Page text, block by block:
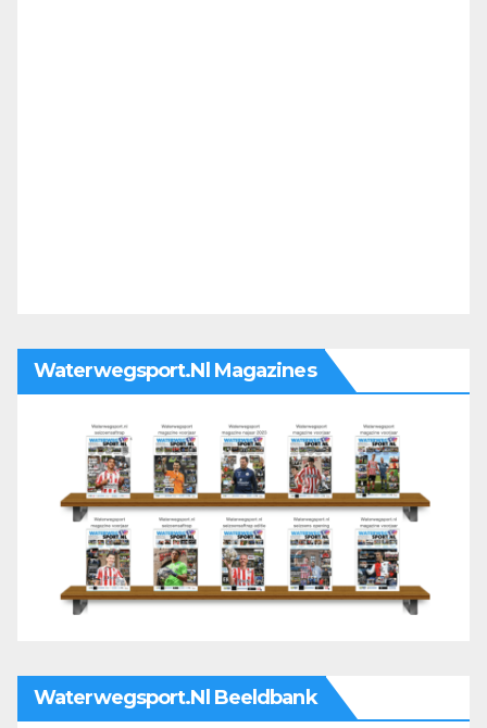
Waterwegsport.nl Magazines
Waterwegsport.nl Beeldbank